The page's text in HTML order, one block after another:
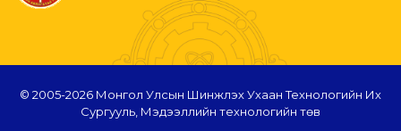
© 2005-2026 Монгол Улсын Шинжлэх Ухаан Технологийн Их
Сургууль, Мэдээллийн технологийн төв